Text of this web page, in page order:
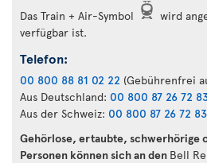
Das Train + Air-Symbol
wird
verfügbar ist.
Telefon:
00 800 88 81 02 22 (Gebührenfrei
Aus Deutschland: 00 800 87 26 72
Aus der Schweiz: 00 800 87 26 72 83
Gehörlose, ertaubte, schwerhörige
Personen können sich an den Bell